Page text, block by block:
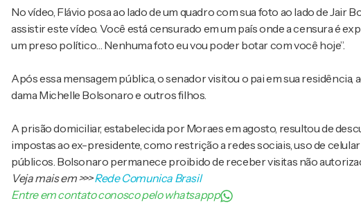
No vídeo, Flávio posa ao lado de um quadro com sua foto ao lado de Jair
assistir este vídeo. Você está censurado em um país onde a censura é
um preso político… Nenhuma foto eu vou poder botar com você hoje”.
Após essa mensagem pública, o senador visitou o pai em sua
dama Michelle Bolsonaro e outros filhos.
A prisão domiciliar, estabelecida por Moraes em agosto, resultou de
impostas ao ex-presidente, como restrição a redes sociais, uso de
públicos. Bolsonaro permanece proibido de receber visitas não
Veja mais em>>>Rede Comunica Brasil
Entre em contato conosco pelo whatsappp